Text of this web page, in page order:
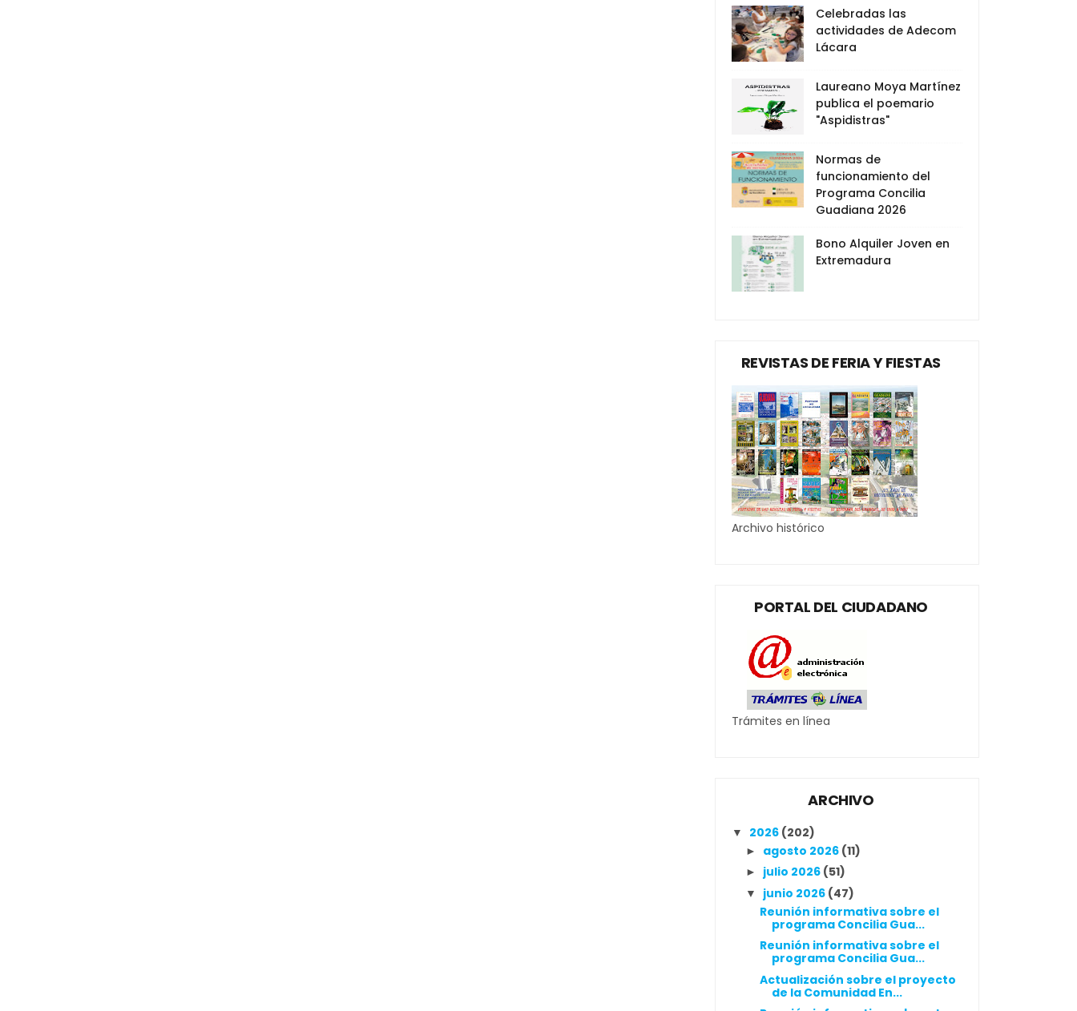
Celebradas las
actividades de Adecom
Lácara
Laureano Moya Martínez
publica el poemario
"Aspidistras"
Normas de
funcionamiento del
Programa Concilia
Guadiana 2026
Bono Alquiler Joven en
Extremadura
REVISTAS DE FERIA Y FIESTAS
Archivo histórico
PORTAL DEL CIUDADANO
Trámites en línea
ARCHIVO
▼ 2026 (202)
► agosto 2026 (11)
► julio 2026 (51)
▼ junio 2026 (47)
Reunión informativa sobre el
programa Concilia Gua...
Reunión informativa sobre el
programa Concilia Gua...
Actualización sobre el proyecto
de la Comunidad En...